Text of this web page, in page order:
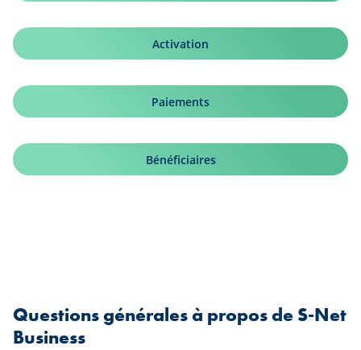
Activation
Paiements
Bénéficiaires
Questions générales à propos de S-Net
Business